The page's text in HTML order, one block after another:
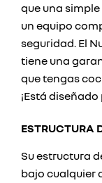
que una
un equipo
seguridad. El
tiene una
que tengas
¡Está
ESTRUCTURA
Su estructura
bajo cualquier